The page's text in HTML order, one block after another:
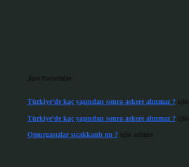
Son Yorumlar
Türkiye’de kaç yaşından sonra askere alınmaz ?için
Türkiye’de kaç yaşından sonra askere alınmaz ?için
Omurgasızlar sıcakkanlı mı ?için admin